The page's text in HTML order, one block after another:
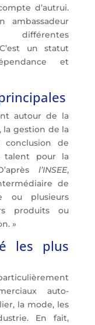
d’autrui.
différentes
un statut
et
autour de la
la gestion de la
de
talent pour la
l’INSEE,
de
ou plusieurs
produits ou
»
les plus
auto-
la mode, les
En fait,